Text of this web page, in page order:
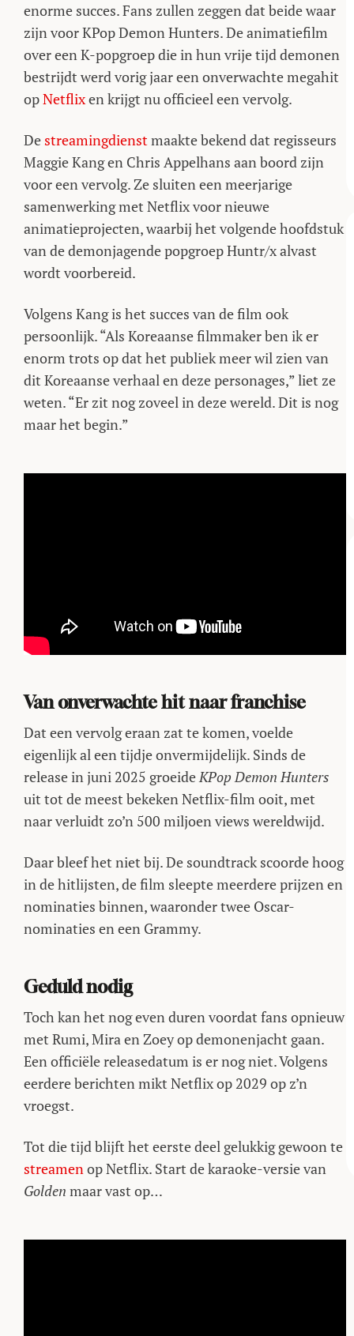
enorme succes. Fans zullen zeggen dat beide waar
zijn voor KPop Demon Hunters. De animatiefilm
over een K-popgroep die in hun vrije tijd demonen
bestrijdt werd vorig jaar een onverwachte megahit
opNetflixen krijgt nu officieel een vervolg.
De streamingdienstmaakte bekend dat regisseurs
Maggie Kang en Chris Appelhans aan boord zijn
voor een vervolg. Ze sluiten een meerjarige
samenwerking met Netflix voor nieuwe
animatieprojecten, waarbij het volgende hoofdstuk
van de demonjagende popgroep Huntr/x alvast
wordt voorbereid.
Volgens Kang is het succes van de film ook
persoonlijk. “Als Koreaanse filmmaker ben ik er
enorm trots op dat het publiek meer wil zien van
dit Koreaanse verhaal en deze personages,” liet ze
weten. “Er zit nog zoveel in deze wereld. Dit is nog
maar het begin.”
Van onverwachte hit naar franchise
Dat een vervolg eraan zat te komen, voelde
eigenlijk al een tijdje onvermijdelijk. Sinds de
release in juni 2025 groeide KPop Demon Hunters
uit tot de meest bekeken Netflix-film ooit, met
naar verluidt zo’n 500 miljoen views wereldwijd.
Daar bleef het niet bij. De soundtrack scoorde hoog
in de hitlijsten, de film sleepte meerdere prijzen en
nominaties binnen, waaronder twee Oscar-
nominaties en een Grammy.
Geduld nodig
Toch kan het nog even duren voordat fans opnieuw
met Rumi, Mira en Zoey op demonenjacht gaan.
Een officiële releasedatum is er nog niet. Volgens
eerdere berichten mikt Netflix op 2029 op z’n
vroegst.
Tot die tijd blijft het eerste deel gelukkig gewoon te
streamen op Netflix. Start de karaoke-versie van
Golden maar vast op…